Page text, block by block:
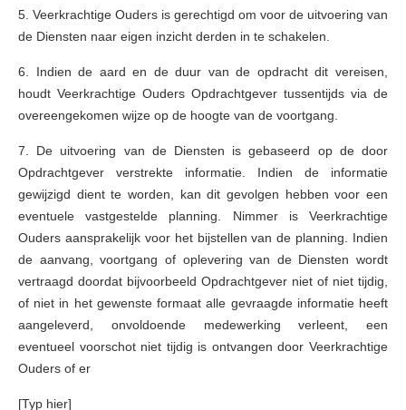
5. Veerkrachtige Ouders is gerechtigd om voor de uitvoering van
de Diensten naar eigen inzicht derden in te schakelen.
6. Indien de aard en de duur van de opdracht dit vereisen,
houdt Veerkrachtige Ouders Opdrachtgever tussentijds via de
overeengekomen wijze op de hoogte van de voortgang.
7. De uitvoering van de Diensten is gebaseerd op de door
Opdrachtgever verstrekte informatie. Indien de informatie
gewijzigd dient te worden, kan dit gevolgen hebben voor een
eventuele vastgestelde planning. Nimmer is Veerkrachtige
Ouders aansprakelijk voor het bijstellen van de planning. Indien
de aanvang, voortgang of oplevering van de Diensten wordt
vertraagd doordat bijvoorbeeld Opdrachtgever niet of niet tijdig,
of niet in het gewenste formaat alle gevraagde informatie heeft
aangeleverd, onvoldoende medewerking verleent, een
eventueel voorschot niet tijdig is ontvangen door Veerkrachtige
Ouders of er
[Typ hier]